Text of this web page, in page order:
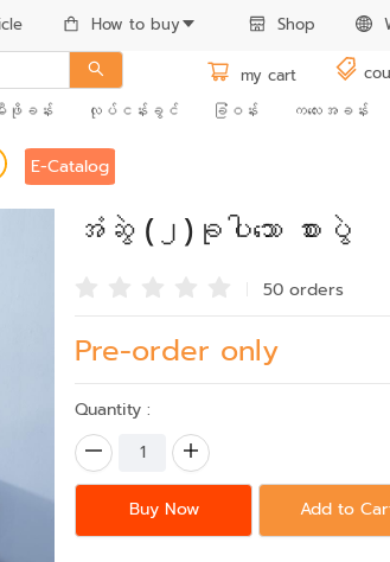
How to buy Shop
my cart
းဖိုခန်း လုပ်ငန်းခွင် ခြံဝန်း ကလေးအခန်း
E-Catalog
အံဆွဲ (၂)ခုပါသော စားပွဲ
50 orders
Pre-order only
Quantity :
Buy Now Add to